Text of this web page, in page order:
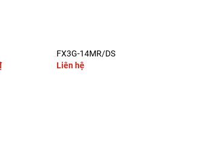
Giá
hiện
FX3G-14MR/DS
Liên hệ